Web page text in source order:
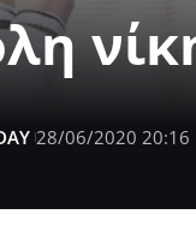
28/06/2020 20:16